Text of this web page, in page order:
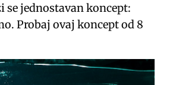
jednostavan koncept:
Probaj ovaj koncept od 8